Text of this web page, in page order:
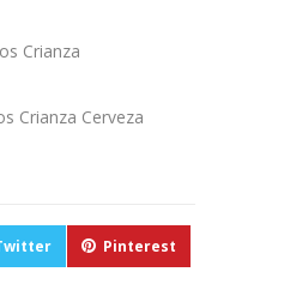
Crianza
Crianza Cerveza
Pinterest